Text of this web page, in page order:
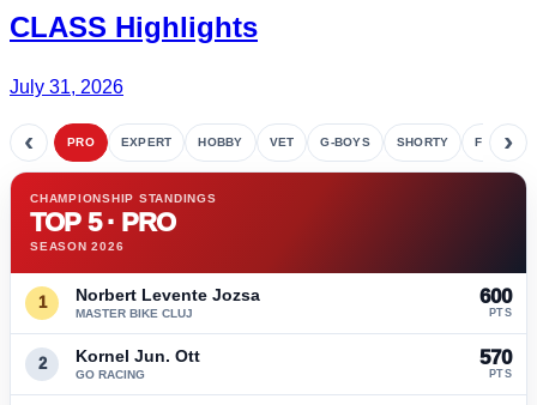
CLASS Highlights
July 31, 2026
‹ PRO EXPERT HOBBY VET G-BOYS SHORTY FETE›
CHAMPIONSHIP STANDINGS
TOP 5 · PRO
SEASON 2026
1 Norbert Levente Jozsa
MASTER BIKE CLUJ
600
PTS
2 Kornel Jun. Ott
GO RACING
570
PTS